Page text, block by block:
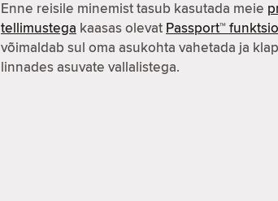
Enne reisile minemist tasub kasutada meie
tellimustega kaasas olevat Passport™
võimaldab sul oma asukohta vahetada ja
linnades asuvate vallalistega.